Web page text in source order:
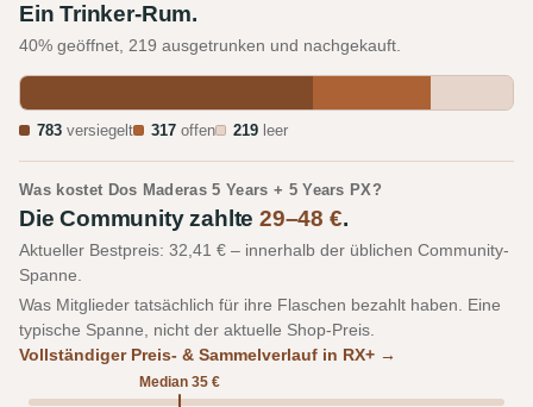
Ein Trinker-Rum.
40% geöffnet, 219 ausgetrunken und nachgekauft.
783 versiegelt 317 offen 219 leer
Was kostet Dos Maderas 5 Years + 5 Years PX?
Die Community zahlte29–48 €.
Aktueller Bestpreis: 32,41 € – innerhalb der üblichen Community-
Spanne.
Was Mitglieder tatsächlich für ihre Flaschen bezahlt haben. Eine
typische Spanne, nicht der aktuelle Shop-Preis.
Vollständiger Preis- & Sammelverlauf in RX+ →
Median 35 €